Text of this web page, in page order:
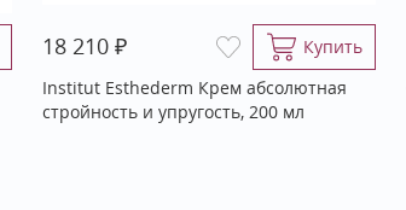
18 210 ₽
Купить
Institut Esthederm Крем абсолютная
стройность и упругость, 200 мл